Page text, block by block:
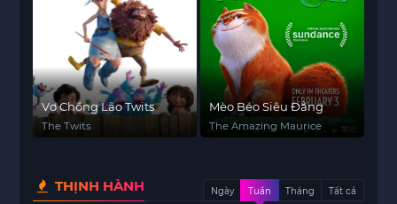
Vợ Chồng Lão Twits
The Twits
Mèo Béo Siêu Đẳng
The Amazing Maurice
THỊNH HÀNH Ngày Tuần Tháng Tất cả